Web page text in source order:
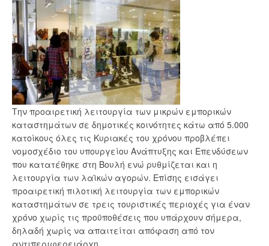
Την προαιρετική λειτουργία των μικρών εμπορικών
καταστημάτων σε δημοτικές κοινότητες κάτω από 5.000
κατοίκους όλες τις Κυριακές του χρόνου προβλέπει
νομοσχέδιο του υπουργείου Ανάπτυξης και Επενδύσεων
που κατατέθηκε στη Βουλή ενώ ρυθμίζεται και η
λειτουργία των λαϊκών αγορών. Επίσης εισάγει
προαιρετική πιλοτική λειτουργία των εμπορικών
καταστημάτων σε τρεις τουριστικές περιοχές για έναν
χρόνο χωρίς τις προϋποθέσεις που υπάρχουν σήμερα,
δηλαδή χωρίς να απαιτείται απόφαση από τον
αντιπεριφερειάρχη.